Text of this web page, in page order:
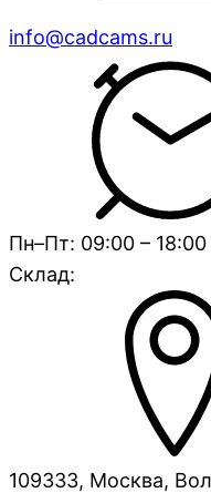
info@cadcams.ru
Пн–Пт: 09:00 – 18:00
Склад:
109333, Москва,